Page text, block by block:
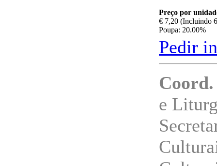
Preço por
€ 7,20 (Incluindo
Poupa: 20.00%
Pedir
Coord.
e